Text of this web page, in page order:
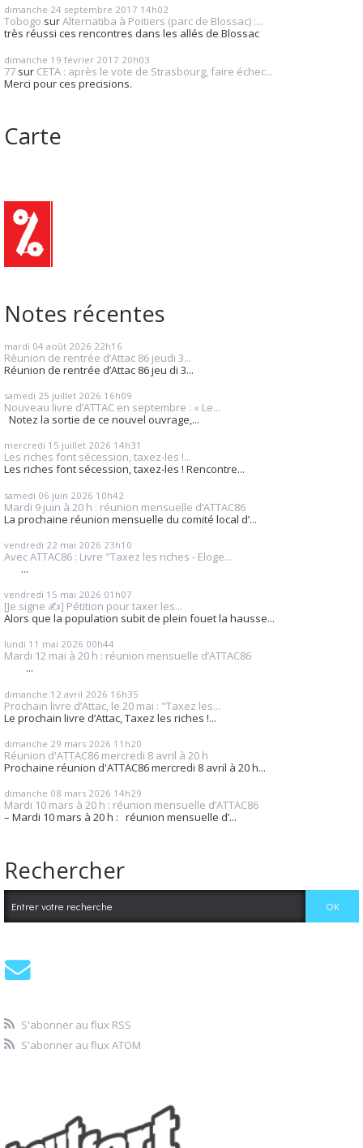
dimanche 24 septembre 2017 14h02
Tobogo surAlternatiba à Poitiers (parc de Blossac) :...
très réussi ces rencontres dans les allés de Blossac
dimanche 19 février 2017 20h03
77 sur CETA : après le vote de Strasbourg, faire échec...
Merci pour ces precisions.
Carte
Notes récentes
mardi 04 août 2026 22h16
Réunion de rentrée d’Attac 86 jeudi 3...
Réunion de rentrée d’Attac 86 jeu di 3...
samedi 25 juillet 2026 16h09
Nouveau livre d’ATTAC en septembre : « Le...
Notez la sortie de ce nouvel ouvrage,...
mercredi 15 juillet 2026 14h31
Les riches font sécession, taxez-les !...
Les riches font sécession, taxez-les ! Rencontre...
samedi 06 juin 2026 10h42
Mardi 9 juin à 20 h : réunion mensuelle d’ATTAC86
La prochaine réunion mensuelle du comité local d’...
vendredi 22 mai 2026 23h10
Avec ATTAC86 : Livre "Taxez les riches - Eloge...
...
vendredi 15 mai 2026 01h07
[Je signe ✍️] Pétition pour taxer les...
Alors que la population subit de plein fouet la hausse...
lundi 11 mai 2026 00h44
Mardi 12 mai à 20 h : réunion mensuelle d’ATTAC86
...
dimanche 12 avril 2026 16h35
Prochain livre d’Attac, le 20 mai : "Taxez les...
Le prochain livre d’Attac, Taxez les riches !...
dimanche 29 mars 2026 11h20
Réunion d'ATTAC86 mercredi 8 avril à 20 h
Prochaine réunion d'ATTAC86 mercredi 8 avril à 20 h...
dimanche 08 mars 2026 14h29
Mardi 10 mars à 20 h : réunion mensuelle d’ATTAC86
– Mardi 10 mars à 20 h : réunion mensuelle d’...
Rechercher
S'abonner au flux RSS
S'abonner au flux ATOM